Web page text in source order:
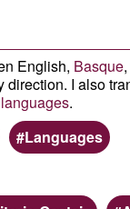
English, Basque
direction. I also
languages.
Languages